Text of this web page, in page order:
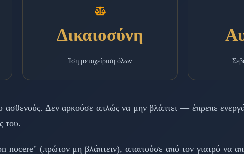
Δικαιοσύνη
Ίση μεταχείριση όλων
Δεν αρκούσε απλώς να μην βλάπτει — έπρεπε
του.
(πρώτον μη βλάπτειν), απαιτούσε από τον γιατρό να